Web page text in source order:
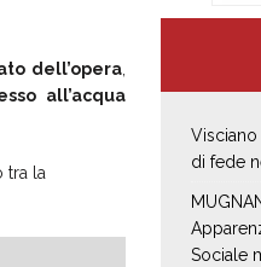
dell’opera
all’acqua
tra la
Visciano
di fede
Sociale